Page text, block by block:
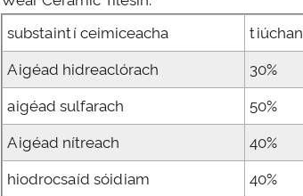
substaintí ceimiceacha
tiúchan
Aigéad hidreaclórach 30%
aigéad sulfarach 50%
Aigéad nítreach 40%
hiodrocsaíd sóidiam 40%